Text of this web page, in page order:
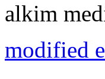
alkim
modified